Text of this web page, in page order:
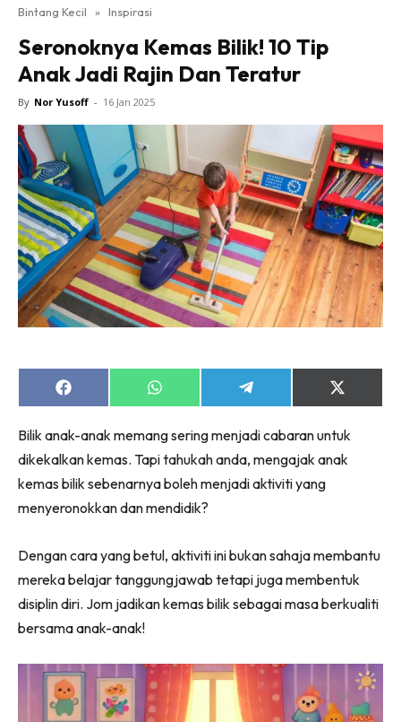
Bintang Kecil » Inspirasi
Seronoknya Kemas Bilik! 10 Tip
Anak Jadi Rajin Dan Teratur
By Nor Yusoff - 16 Jan 2025
Share
on
Share
on
Share
on
Share
on
(Twitter)
Bilik anak-anak memang sering menjadi cabaran untuk
dikekalkan kemas. Tapi tahukah anda, mengajak anak
kemas bilik sebenarnya boleh menjadi aktiviti yang
menyeronokkan dan mendidik?
Dengan cara yang betul, aktiviti ini bukan sahaja membantu
mereka belajar tanggungjawab tetapi juga membentuk
disiplin diri. Jom jadikan kemas bilik sebagai masa berkualiti
bersama anak-anak!